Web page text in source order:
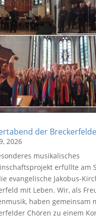
der
2026
musikalisches
erfüllte am
evangelische Jakobus-
mit Leben. Wir, als
haben gemeinsam
Chören zu einem